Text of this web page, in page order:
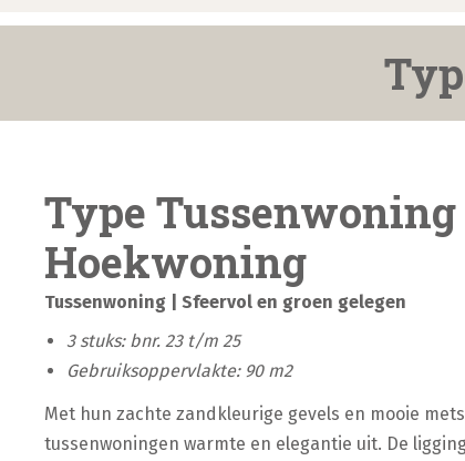
Type Tussenwoning
Hoekwoning
Tussenwoning | Sfeervol en groen gelegen
3 stuks: bnr. 23 t/m 25
Gebruiksoppervlakte: 90 m2
Met hun zachte zandkleurige gevels en mooie
tussenwoningen warmte en elegantie uit. De